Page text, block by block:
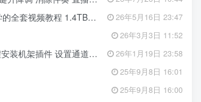
视频教程 1.4TB学习文件 26年5月16日 23:47
26年3月3日 11:52
插件 设置通道跳线服务 26年1月19日 23:58
25年9月8日 16:01
25年9月8日 16:00